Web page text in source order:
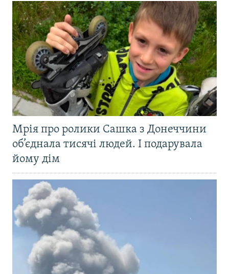
Мрія про ролики Сашка з Донеччини
об’єднала тисячі людей. І подарувала
йому дім